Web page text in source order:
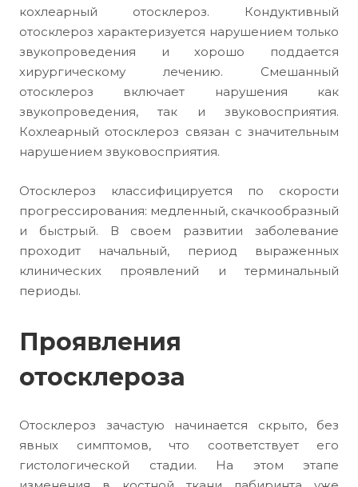
кохлеарный отосклероз. Кондуктивный
отосклероз характеризуется нарушением только
звукопроведения и хорошо поддается
хирургическому лечению. Смешанный
отосклероз включает нарушения как
звукопроведения, так и звуковосприятия.
Кохлеарный отосклероз связан с значительным
нарушением звуковосприятия.
Отосклероз классифицируется по скорости
прогрессирования: медленный, скачкообразный
и быстрый. В своем развитии заболевание
проходит начальный, период выраженных
клинических проявлений и терминальный
периоды.
Проявления
отосклероза
Отосклероз зачастую начинается скрыто, без
явных симптомов, что соответствует его
гистологической стадии. На этом этапе